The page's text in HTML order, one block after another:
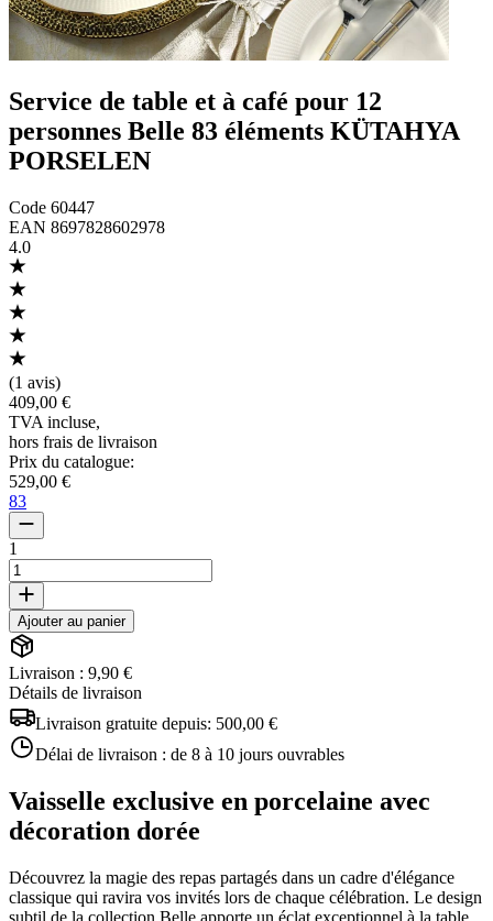
Service de table et à café pour 12
personnes Belle 83 éléments KÜTAHYA
PORSELEN
Code 60447
EAN 8697828602978
4.0
(1 avis)
409,00 €
TVA incluse,
hors frais de livraison
Prix du catalogue:
529,00 €
83
1
Ajouter au panier
Livraison : 9,90 €
Détails de livraison
Livraison gratuite depuis: 500,00 €
Délai de livraison : de 8 à 10 jours ouvrables
Vaisselle exclusive en porcelaine avec
décoration dorée
Découvrez la magie des repas partagés dans un cadre d'élégance
classique qui ravira vos invités lors de chaque célébration. Le design
subtil de la collection Belle apporte un éclat exceptionnel à la table,